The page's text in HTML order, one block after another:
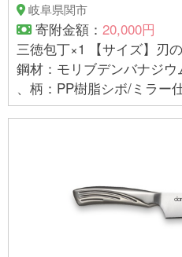
岐阜県関市
寄附金額： 20,000円
三徳包丁×1 【サイズ】刃
鋼材：モリブデンバナジ
、柄：PP樹脂シボ/ミラー
RC)：58～61